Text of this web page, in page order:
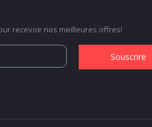
recevoir nos meilleures offres!
Souscrire